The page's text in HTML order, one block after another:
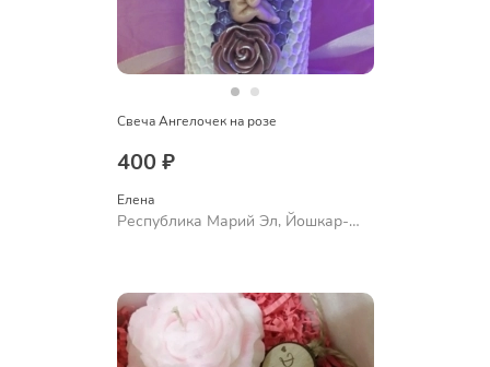
Свеча Ангелочек на розе
400 ₽
Елена
Республика Марий Эл, Йошкар-